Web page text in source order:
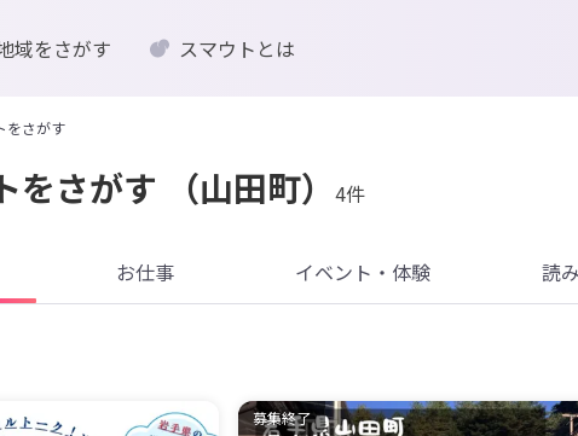
域をさがす スマウトとは
をさがす
をさがす （山田町） 4件
お仕事 イベント・体験 読
募集終了